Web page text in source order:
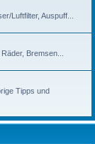
Luftfilter, Auspuff...
Bremsen...
Tipps und